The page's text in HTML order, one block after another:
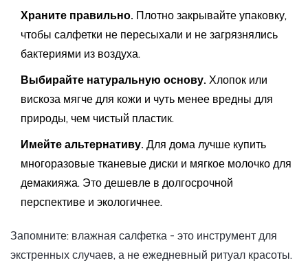
Храните правильно. Плотно закрывайте упаковку,
чтобы салфетки не пересыхали и не загрязнялись
бактериями из воздуха.
Выбирайте натуральную основу. Хлопок или
вискоза мягче для кожи и чуть менее вредны для
природы, чем чистый пластик.
Имейте альтернативу. Для дома лучше купить
многоразовые тканевые диски и мягкое молочко для
демакияжа. Это дешевле в долгосрочной
перспективе и экологичнее.
Запомните: влажная салфетка - это инструмент для
экстренных случаев, а не ежедневный ритуал красоты.